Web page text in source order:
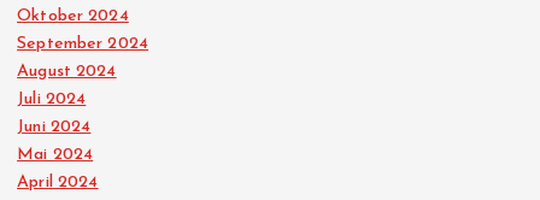
Oktober 2024
September 2024
August 2024
Juli 2024
Juni 2024
Mai 2024
April 2024